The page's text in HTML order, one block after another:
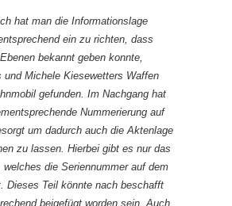
hat man die Informationslage
ein zu richten, dass
bekannt geben konnte,
und Michele Kiesewetters Waffen
gefunden. Im Nachgang hat
Nummerierung auf
um dadurch auch die Aktenlage
zu lassen. Hierbei gibt es nur das
welches die Seriennummer auf dem
Dieses Teil könnte nach beschafft
beigefügt worden sein. Auch